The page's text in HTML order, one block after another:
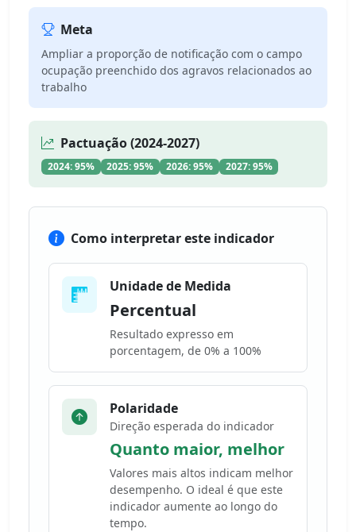
Meta
Ampliar a proporção de notificação com o campo
ocupação preenchido dos agravos relacionados ao
trabalho
Pactuação (2024-2027)
2024: 95% 2025: 95% 2026: 95% 2027: 95%
Como interpretar este indicador
Unidade de Medida
Percentual
Resultado expresso em
porcentagem, de 0% a 100%
Polaridade
Direção esperada do indicador
Quanto maior, melhor
Valores mais altos indicam melhor
desempenho. O ideal é que este
indicador aumente ao longo do
tempo.